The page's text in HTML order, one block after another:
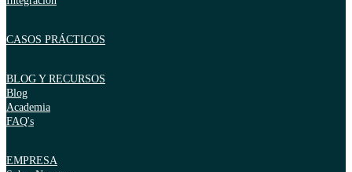
CASOS PRÁCTICOS
BLOG Y RECURSOS
Blog
Academia
FAQ's
EMPRESA